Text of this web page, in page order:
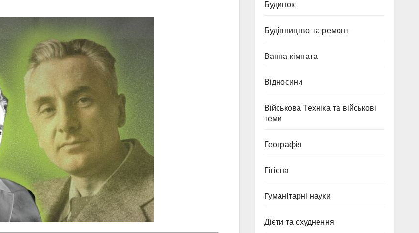
Будинок
Будівництво та ремонт
Ванна кімната
Відносини
Військова Техніка та військові
теми
Географія
Гігієна
Гуманітарні науки
Дієти та схуднення